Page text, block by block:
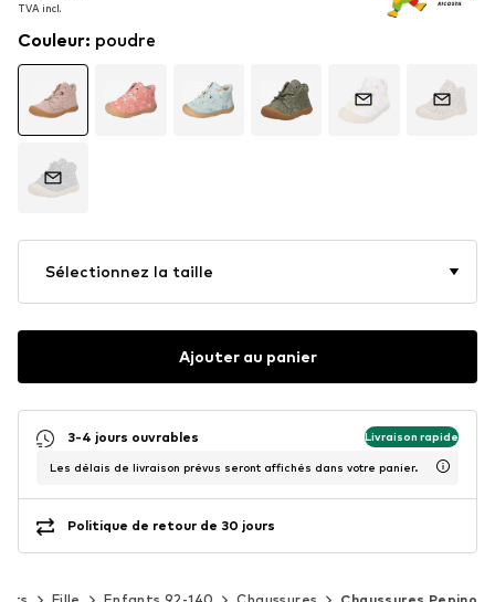
TVA incl.
TVA incl.
Couleur: poudre
Sélectionnez la taille
Ajouter au panier
3-4 jours ouvrables Livraison rapide
Les délais de livraison prévus seront affichés dans votre panier.
Politique de retour de 30 jours